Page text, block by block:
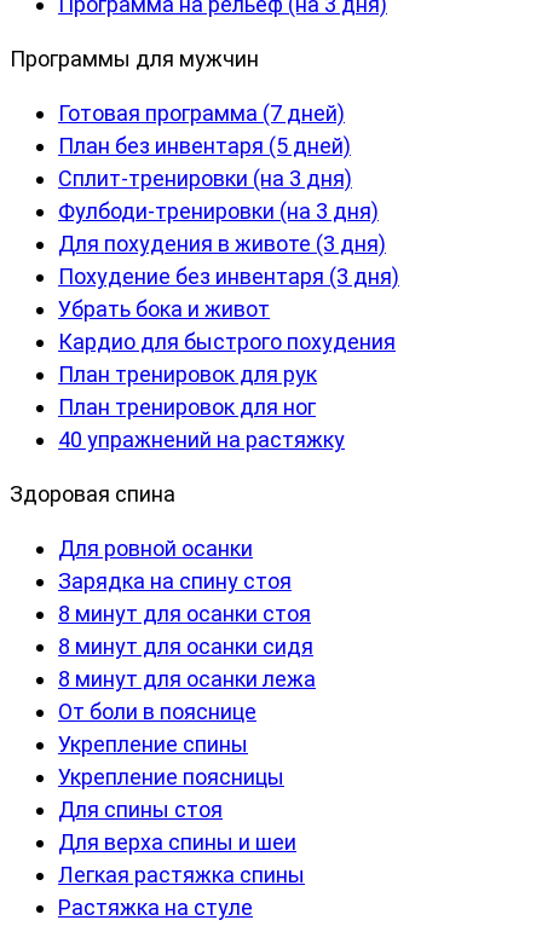
Программы для мужчин
Готовая программа (7 дней)
План без инвентаря (5 дней)
Сплит-тренировки (на 3 дня)
Фулбоди-тренировки (на 3 дня)
Для похудения в животе (3 дня)
Похудение без инвентаря (3 дня)
Убрать бока и живот
Кардио для быстрого похудения
План тренировок для рук
План тренировок для ног
40 упражнений на растяжку
Здоровая спина
Для ровной осанки
Зарядка на спину стоя
8 минут для осанки стоя
8 минут для осанки сидя
8 минут для осанки лежа
От боли в пояснице
Укрепление спины
Укрепление поясницы
Для спины стоя
Для верха спины и шеи
Легкая растяжка спины
Растяжка на стуле